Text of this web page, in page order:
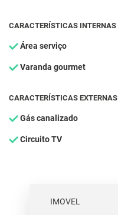
CARACTERÍSTICAS INTERNAS
Área serviço
Varanda gourmet
CARACTERÍSTICAS EXTERNAS
Gás canalizado
Circuito TV
IMOVEL